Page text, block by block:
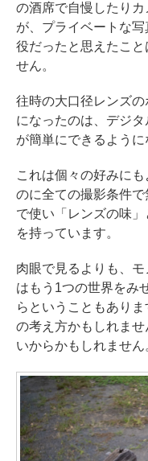
の酒席で自慢したり
が、プライベートな
役だったと思えたこ
せん。
往時の大口径レンズ
になったのは、デジ
が簡単にできるように
これは個々の好みに
のに全ての撮影条件
で使い「レンズの味
を持っています。
肉眼で見るよりも、
はもう1つの世界をみ
らということもあり
の考え方かもしれま
いからかもしれません